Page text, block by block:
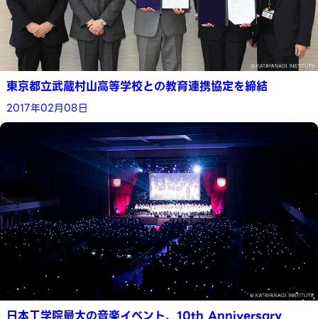
東京都立武蔵村山高等学校との教育連携協定を締結
2017年02月08日